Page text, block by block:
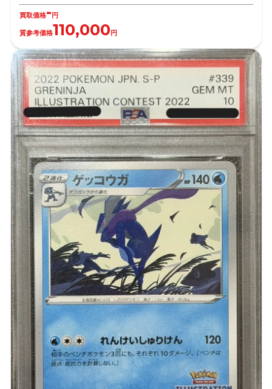
買取価格-円
質参考価格110,000円